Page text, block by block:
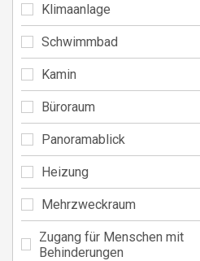
Klimaanlage
Schwimmbad
Kamin
Büroraum
Panoramablick
Heizung
Mehrzweckraum
Zugang für Menschen mit
Behinderungen